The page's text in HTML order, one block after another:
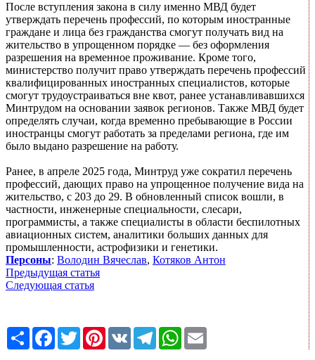
После вступления закона в силу именно МВД будет
утверждать перечень профессий, по которым иностранные
граждане и лица без гражданства смогут получать вид на
жительство в упрощенном порядке — без оформления
разрешения на временное проживание. Кроме того,
министерство получит право утверждать перечень профессий
квалифицированных иностранных специалистов, которые
смогут трудоустраиваться вне квот, ранее устанавливавшихся
Минтрудом на основании заявок регионов. Также МВД будет
определять случаи, когда временно пребывающие в России
иностранцы смогут работать за пределами региона, где им
было выдано разрешение на работу.
Ранее, в апреле 2025 года, Минтруд уже сократил перечень
профессий, дающих право на упрощенное получение вида на
жительство, с 203 до 29. В обновленный список вошли, в
частности, инженерные специальности, слесари,
программисты, а также специалисты в области беспилотных
авиационных систем, аналитики больших данных для
промышленности, астрофизики и генетики.
Персоны: Володин Вячеслав, Котяков Антон
Предыдущая статья
Следующая статья
Share Facebook
TwitterPinterest
VK TelegramWhatsApp